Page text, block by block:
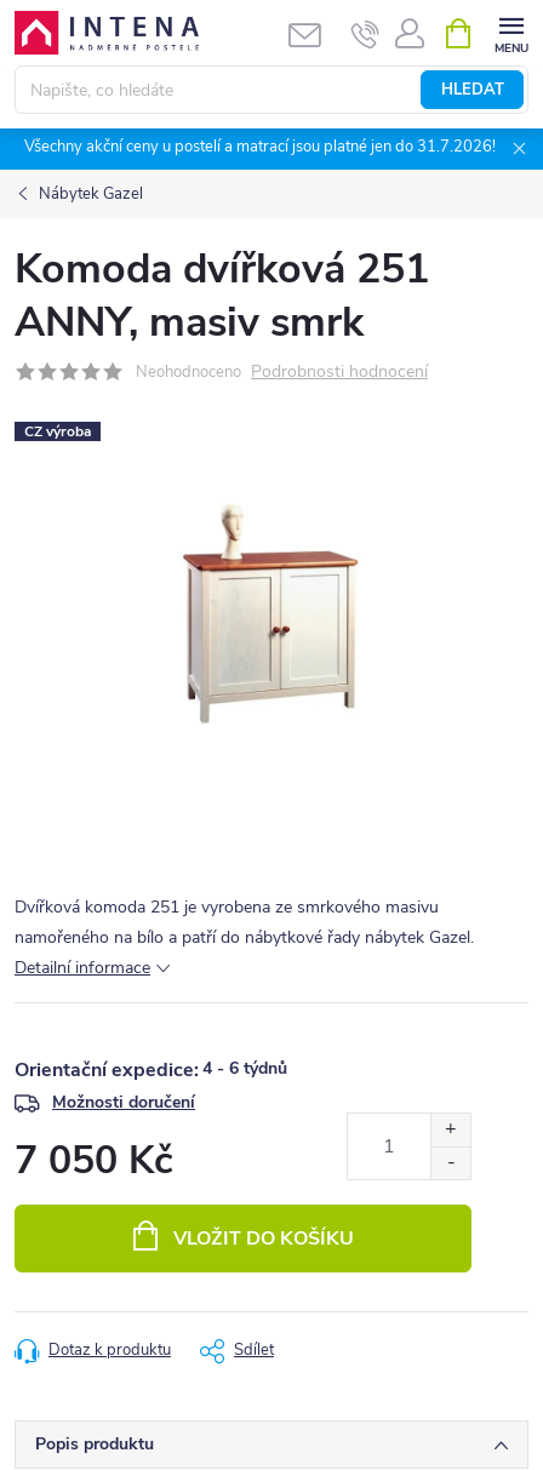
Přejít
obsah
HLEDAT
NÁKUPNÍ
KOŠÍK
Všechny akční ceny u postelí a matrací jsou platné jen do 31.7.2026!
Nábytek Gazel
Komoda dvířková 251
ANNY, masiv smrk
Neohodnoceno Podrobnosti hodnocení
CZ výroba
Dvířková komoda 251 je vyrobena ze smrkového masivu
namořeného na bílo a patří do nábytkové řady nábytek Gazel.
Detailní informace
4 - 6 týdnů
Možnosti doručení
7 050 Kč
VLOŽIT DO KOŠÍKU
Dotaz k produktu Sdílet
Popis produktu